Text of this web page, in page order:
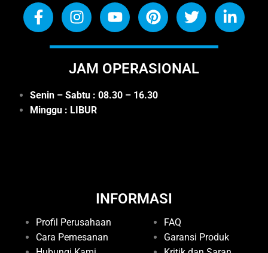
JAM OPERASIONAL
Senin – Sabtu : 08.30 – 16.30
Minggu : LIBUR
INFORMASI
Profil Perusahaan
Cara Pemesanan
FAQ
Garansi Produk